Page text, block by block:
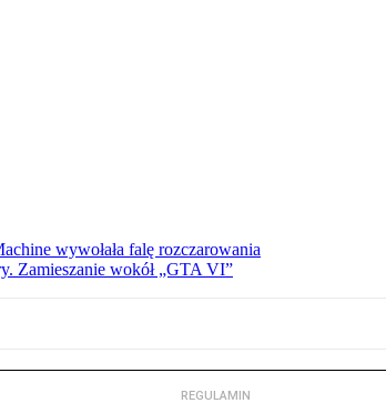
wywołała falę rozczarowania
Zamieszanie wokół „GTA VI”
REGULAMIN